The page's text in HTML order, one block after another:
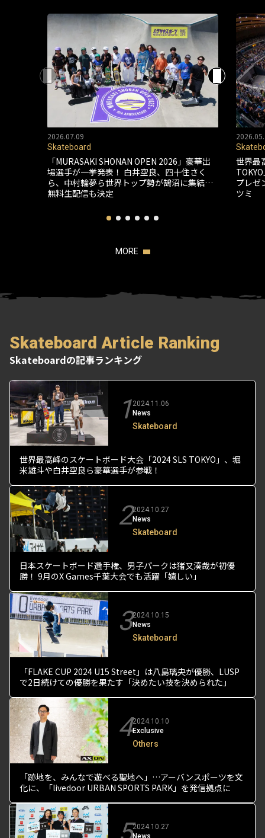
2026.07.09
Skateboard
「MURASAKI SHONAN OPEN 2026」豪華出
場選手が一挙発表！ 白井空良、四十住さく
ら、中村輪夢ら世界トップ勢が鵠沼に集結…
無料生配信も決定
世界最
プレゼ
ツミ
MORE
Skateboard Article Ranking
Skateboardの記事ランキング
12024.11.06
News
Skateboard
世界最高峰のスケートボード大会「2024 SLS TOKYO」、堀
米雄斗や白井空良ら豪華選手が参戦！
22024.10.27
News
Skateboard
日本スケートボード選手権、男子パークは猪又湊哉が初優
勝！ 9月のX Games千葉大会でも活躍「嬉しい」
32024.10.15
News
Skateboard
「FLAKE CUP 2024 U15 Street」は八島璃央が優勝、LUSP
で2日続けての優勝を果たす「決めたい技を決められた」
42024.10.10
Exclusive
Others
「跡地を、みんなで遊べる聖地へ」…アーバンスポーツを文
化に、「livedoor URBAN SPORTS PARK」を発信拠点に
2024.10.27